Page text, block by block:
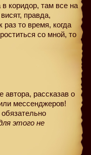
коридор, там все на
правда,
раз то время, когда
со мной, то
автора, рассказав о
мессенджеров!
этого не